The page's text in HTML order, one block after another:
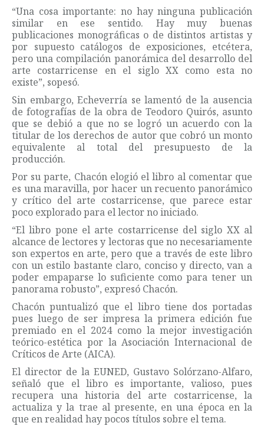
“Una cosa importante: no hay ninguna publicación
similar en ese sentido. Hay muy buenas
publicaciones monográficas o de distintos artistas y
por supuesto catálogos de exposiciones, etcétera,
pero una compilación panorámica del desarrollo del
arte costarricense en el siglo XX como esta no
existe”, sopesó.
Sin embargo, Echeverría se lamentó de la ausencia
de fotografías de la obra de Teodoro Quirós, asunto
que se debió a que no se logró un acuerdo con la
titular de los derechos de autor que cobró un monto
equivalente al total del presupuesto de la
producción.
Por su parte, Chacón elogió el libro al comentar que
es una maravilla, por hacer un recuento panorámico
y crítico del arte costarricense, que parece estar
poco explorado para el lector no iniciado.
“El libro pone el arte costarricense del siglo XX al
alcance de lectores y lectoras que no necesariamente
son expertos en arte, pero que a través de este libro
con un estilo bastante claro, conciso y directo, van a
poder empaparse lo suficiente como para tener un
panorama robusto”, expresó Chacón.
Chacón puntualizó que el libro tiene dos portadas
pues luego de ser impresa la primera edición fue
premiado en el 2024 como la mejor investigación
teórico-estética por la Asociación Internacional de
Críticos de Arte (AICA).
El director de la EUNED, Gustavo Solórzano-Alfaro,
señaló que el libro es importante, valioso, pues
recupera una historia del arte costarricense, la
actualiza y la trae al presente, en una época en la
que en realidad hay pocos títulos sobre el tema.